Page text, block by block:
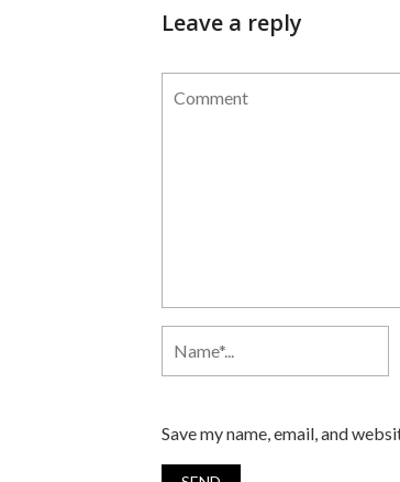
Leave a reply
Save my name, email, and